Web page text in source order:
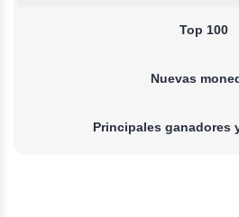
Top 100
Nuevas
Principales ganadores